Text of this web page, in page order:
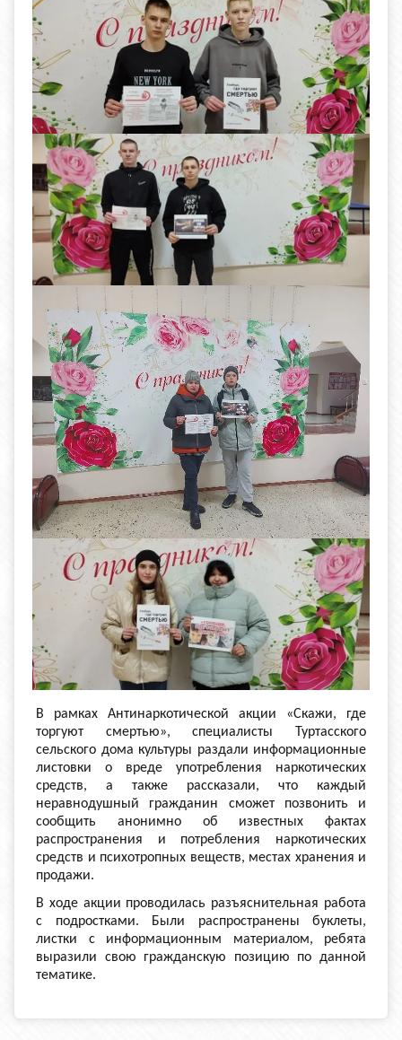
В рамках Антинаркотической акции «Скажи, где
торгуют смертью», специалисты Туртасского
сельского дома культуры раздали информационные
листовки о вреде употребления наркотических
средств, а также рассказали, что каждый
неравнодушный гражданин сможет позвонить и
сообщить анонимно об известных фактах
распространения и потребления наркотических
средств и психотропных веществ, местах хранения и
продажи.
В ходе акции проводилась разъяснительная работа
с подростками. Были распространены буклеты,
листки с информационным материалом, ребята
выразили свою гражданскую позицию по данной
тематике.